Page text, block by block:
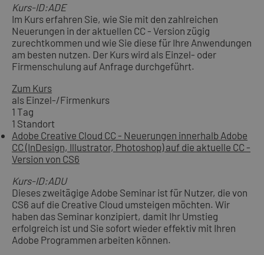
Kurs-ID:ADE
Im Kurs erfahren Sie, wie Sie mit den zahlreichen
Neuerungen in der aktuellen CC - Version zügig
zurechtkommen und wie Sie diese für Ihre Anwendungen
am besten nutzen. Der Kurs wird als Einzel- oder
Firmenschulung auf Anfrage durchgeführt.
Zum Kurs
als Einzel-/Firmenkurs
1 Tag
1 Standort
Adobe Creative Cloud CC - Neuerungen innerhalb Adobe
CC (InDesign, Illustrator, Photoshop) auf die aktuelle CC -
Version von CS6
Kurs-ID:ADU
Dieses zweitägige Adobe Seminar ist für Nutzer, die von
CS6 auf die Creative Cloud umsteigen möchten. Wir
haben das Seminar konzipiert, damit Ihr Umstieg
erfolgreich ist und Sie sofort wieder effektiv mit Ihren
Adobe Programmen arbeiten können.